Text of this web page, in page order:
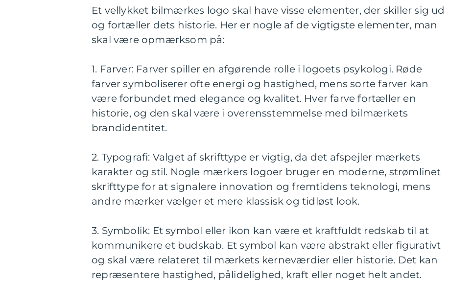
Et vellykket bilmærkes logo skal have visse elementer, der skiller sig ud
og fortæller dets historie. Her er nogle af de vigtigste elementer, man
skal være opmærksom på:
1. Farver: Farver spiller en afgørende rolle i logoets psykologi. Røde
farver symboliserer ofte energi og hastighed, mens sorte farver kan
være forbundet med elegance og kvalitet. Hver farve fortæller en
historie, og den skal være i overensstemmelse med bilmærkets
brandidentitet.
2. Typografi: Valget af skrifttype er vigtig, da det afspejler mærkets
karakter og stil. Nogle mærkers logoer bruger en moderne, strømlinet
skrifttype for at signalere innovation og fremtidens teknologi, mens
andre mærker vælger et mere klassisk og tidløst look.
3. Symbolik: Et symbol eller ikon kan være et kraftfuldt redskab til at
kommunikere et budskab. Et symbol kan være abstrakt eller figurativt
og skal være relateret til mærkets kerneværdier eller historie. Det kan
repræsentere hastighed, pålidelighed, kraft eller noget helt andet.